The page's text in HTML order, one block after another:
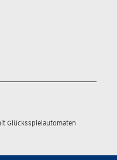
Glücksspielautomaten